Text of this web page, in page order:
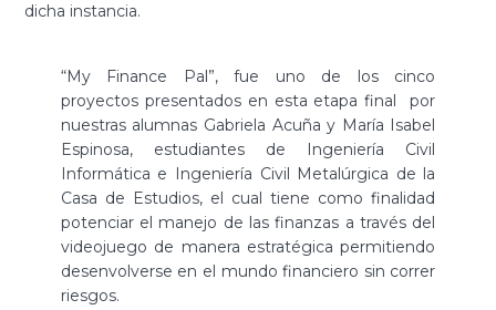
dicha instancia.
“My Finance Pal”, fue uno de los cinco
proyectos presentados en esta etapa final por
nuestras alumnas Gabriela Acuña y María Isabel
Espinosa, estudiantes de Ingeniería Civil
Informática e Ingeniería Civil Metalúrgica de la
Casa de Estudios, el cual tiene como finalidad
potenciar el manejo de las finanzas a través del
videojuego de manera estratégica permitiendo
desenvolverse en el mundo financiero sin correr
riesgos.